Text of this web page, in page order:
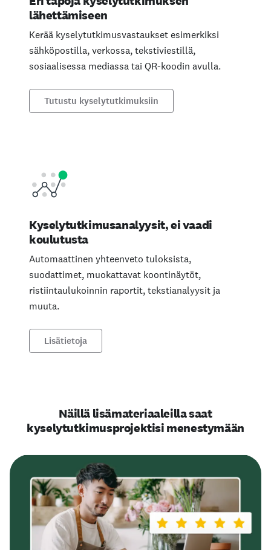
lähettämiseen
Kerää kyselytutkimusvastaukset esimerkiksi
sähköpostilla, verkossa, tekstiviestillä,
sosiaalisessa mediassa tai QR-koodin avulla.
Tutustu kyselytutkimuksiin
Kyselytutkimusanalyysit, ei vaadi
koulutusta
Automaattinen yhteenveto tuloksista,
suodattimet, muokattavat koontinäytöt,
ristiintaulukoinnin raportit, tekstianalyysit ja
muuta.
Lisätietoja
Näillä lisämateriaaleilla saat
kyselytutkimusprojektisi menestymään